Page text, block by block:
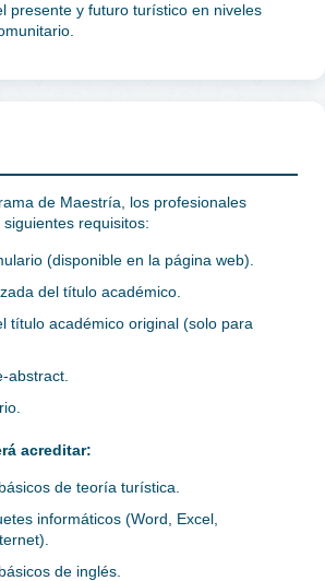
presente y futuro turístico en niveles
de Maestría, los profesionales
requisitos:
(disponible en la página web).
del título académico.
título académico original (solo para
abstract.
acreditar:
de teoría turística.
informáticos (Word, Excel,
de inglés.